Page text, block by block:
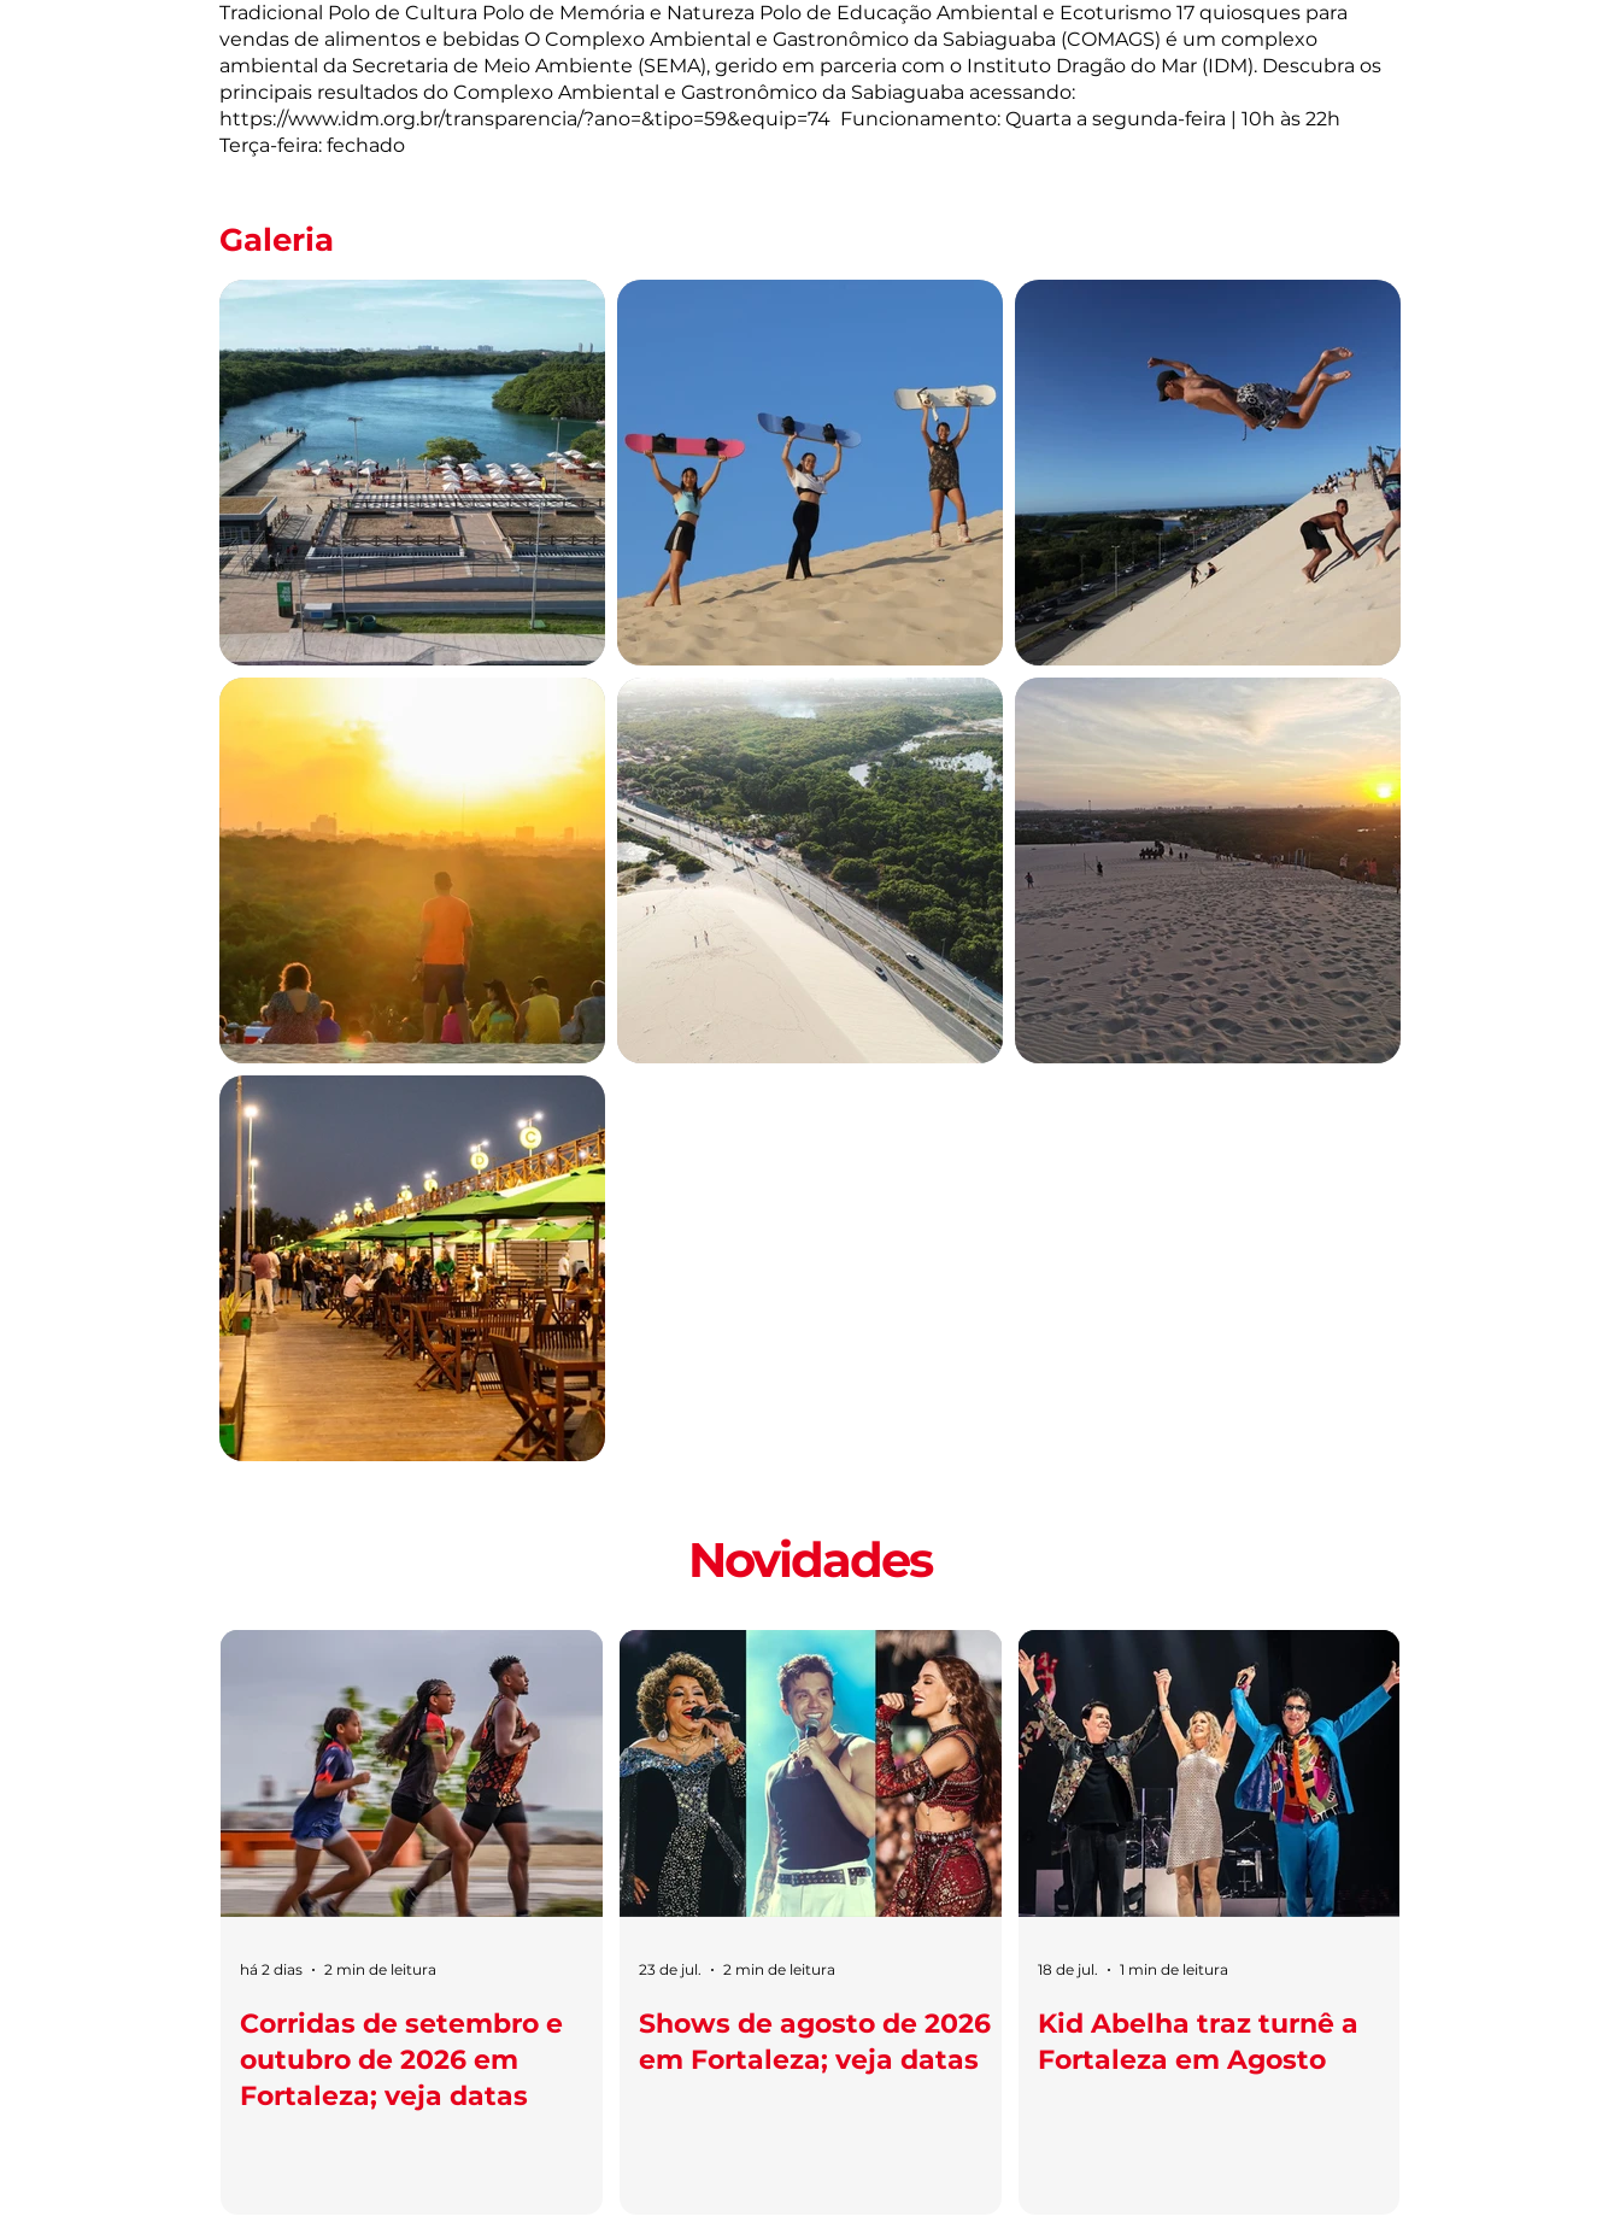
Tradicional Polo de Cultura Polo de Memória e Natureza Polo de Educação Ambiental e Ecoturismo 17 quiosques para
vendas de alimentos e bebidas O Complexo Ambiental e Gastronômico da Sabiaguaba (COMAGS) é um complexo
ambiental da Secretaria de Meio Ambiente (SEMA), gerido em parceria com o Instituto Dragão do Mar (IDM). Descubra os
principais resultados do Complexo Ambiental e Gastronômico da Sabiaguaba acessando:
https://www.idm.org.br/transparencia/?ano=&tipo=59&equip=74 Funcionamento: Quarta a segunda-feira | 10h às 22h
Terça-feira: fechado
Galeria
Novidades
Corridas de setembro e
outubro de 2026 em
Fortaleza; veja datas
há 2 dias 2 min de leitura
Shows de agosto de 2026
em Fortaleza; veja datas
23 de jul. 2 min de leitura
Kid Abelha traz turnê a
Fortaleza em Agosto
18 de jul. 1 min de leitura